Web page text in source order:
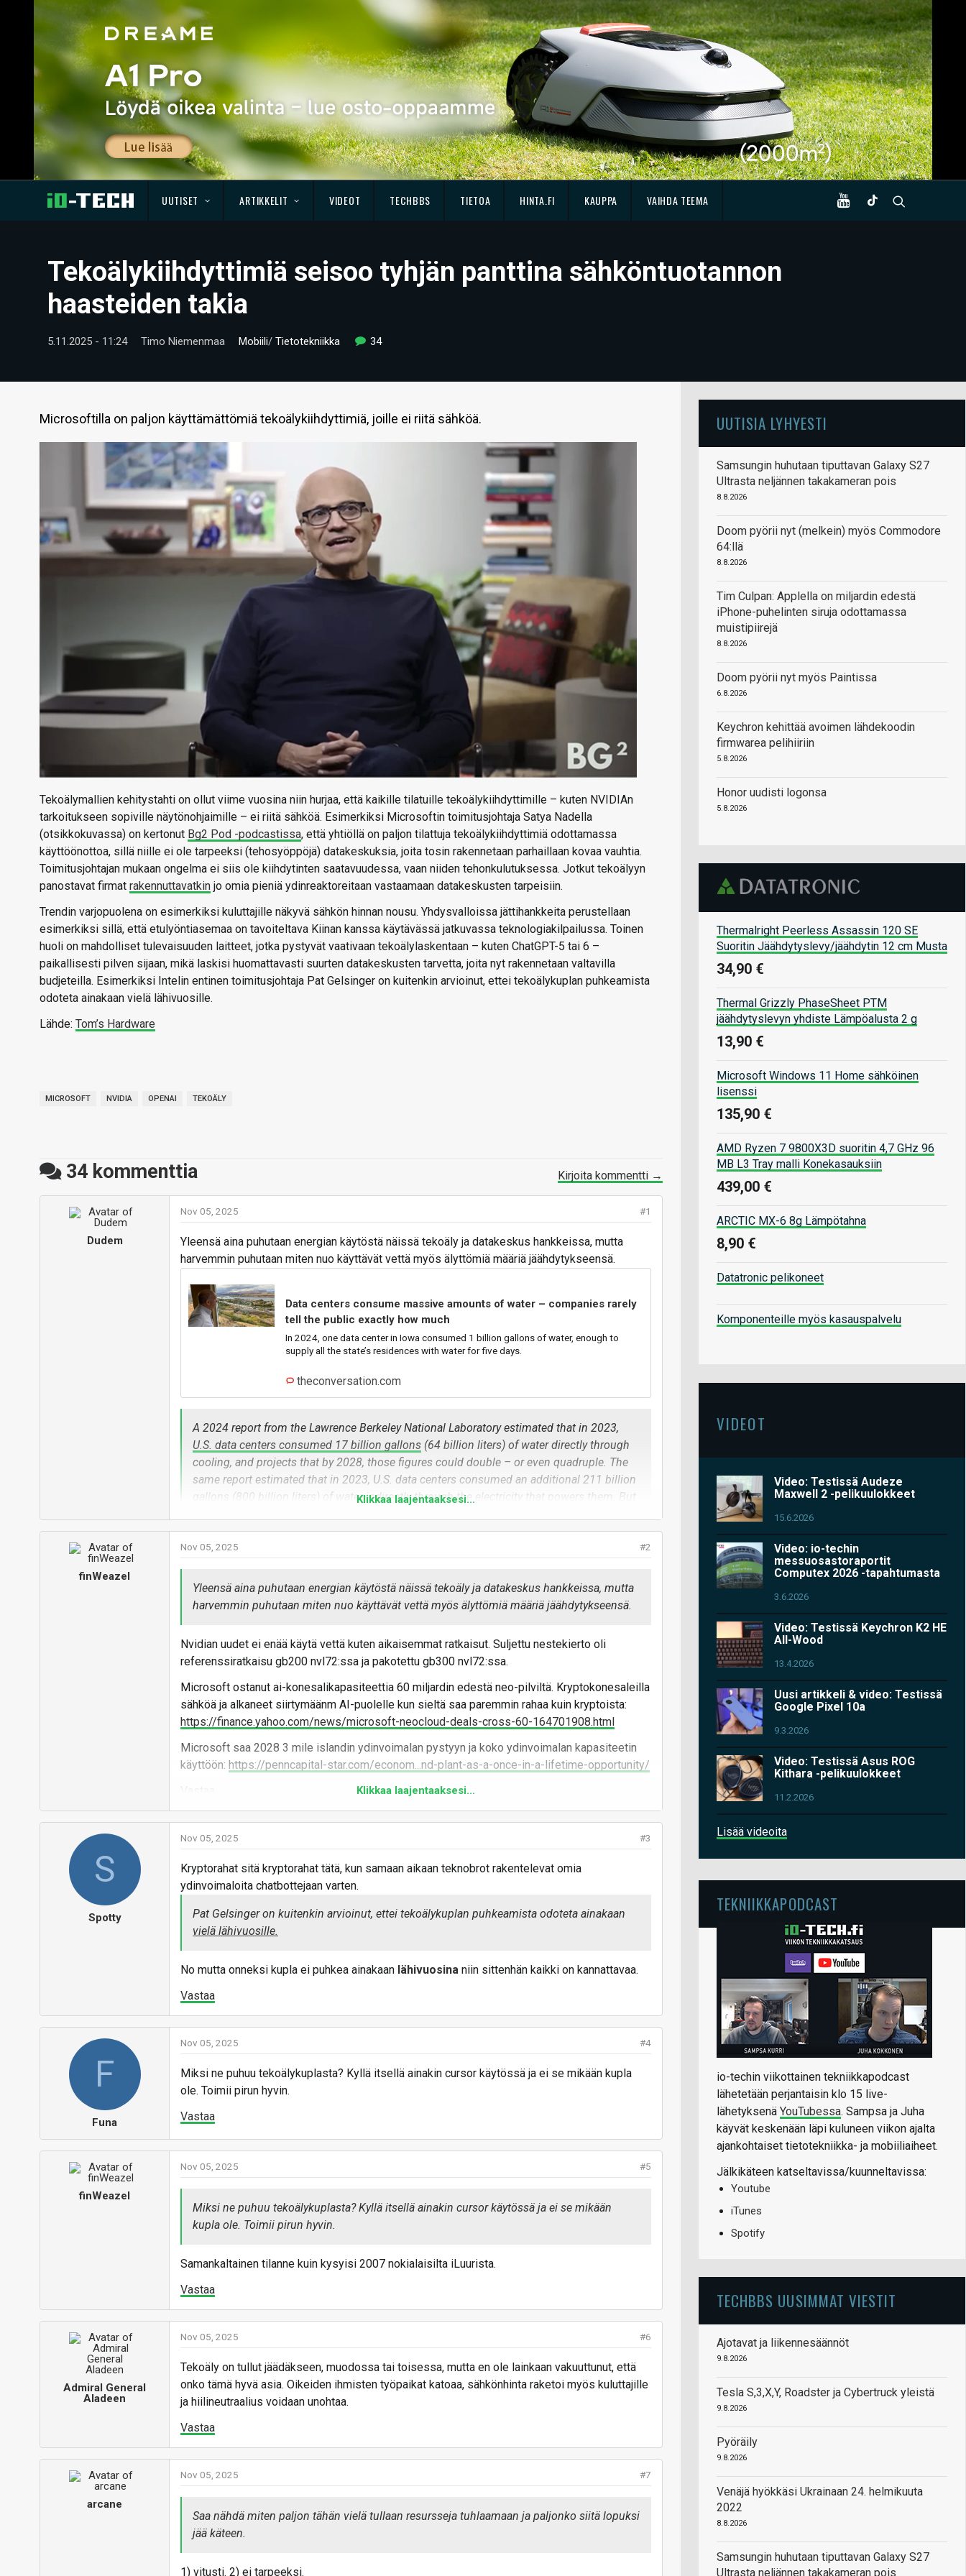
UUTISET ARTIKKELIT VIDEOT TECHBBS TIETOA HINTA.FI KAUPPA VAIHDA TEEMA
Tekoälykiihdyttimiä seisoo tyhjän panttina sähköntuotannon
haasteiden takia
5.11.2025 - 11:24 Timo Niemenmaa Mobiili/ Tietotekniikka 34
Microsoftilla on paljon käyttämättömiä tekoälykiihdyttimiä, joille ei riitä sähköä.
Tekoälymallien kehitystahti on ollut viime vuosina niin hurjaa, että kaikille tilatuille tekoälykiihdyttimille – kuten NVIDIAn
tarkoitukseen sopiville näytönohjaimille – ei riitä sähköä. Esimerkiksi Microsoftin toimitusjohtaja Satya Nadella
(otsikkokuvassa) on kertonut Bg2 Pod -podcastissa, että yhtiöllä on paljon tilattuja tekoälykiihdyttimiä odottamassa
käyttöönottoa, sillä niille ei ole tarpeeksi (tehosyöppöjä) datakeskuksia, joita tosin rakennetaan parhaillaan kovaa vauhtia.
Toimitusjohtajan mukaan ongelma ei siis ole kiihdytinten saatavuudessa, vaan niiden tehonkulutuksessa. Jotkut tekoälyyn
panostavat firmat rakennuttavatkin jo omia pieniä ydinreaktoreitaan vastaamaan datakeskusten tarpeisiin.
Trendin varjopuolena on esimerkiksi kuluttajille näkyvä sähkön hinnan nousu. Yhdysvalloissa jättihankkeita perustellaan
esimerkiksi sillä, että etulyöntiasemaa on tavoiteltava Kiinan kanssa käytävässä jatkuvassa teknologiakilpailussa. Toinen
huoli on mahdolliset tulevaisuuden laitteet, jotka pystyvät vaativaan tekoälylaskentaan – kuten ChatGPT-5 tai 6 –
paikallisesti pilven sijaan, mikä laskisi huomattavasti suurten datakeskusten tarvetta, joita nyt rakennetaan valtavilla
budjeteilla. Esimerkiksi Intelin entinen toimitusjohtaja Pat Gelsinger on kuitenkin arvioinut, ettei tekoälykuplan puhkeamista
odoteta ainakaan vielä lähivuosille.
Lähde: Tom’s Hardware
MICROSOFT NVIDIA OPENAI TEKOÄLY
34 kommenttia Kirjoita kommentti →
Dudem
#1
Nov 05, 2025
Yleensä aina puhutaan energian käytöstä näissä tekoäly ja datakeskus hankkeissa, mutta
harvemmin puhutaan miten nuo käyttävät vettä myös älyttömiä määriä jäähdytykseensä.
Data centers consume massive amounts of water – companies rarely
tell the public exactly how much
In 2024, one data center in Iowa consumed 1 billion gallons of water, enough to
supply all the state’s residences with water for five days.
theconversation.com
A 2024 report from the Lawrence Berkeley National Laboratory estimated that in 2023,
U.S. data centers consumed 17 billion gallons (64 billion liters) of water directly through
cooling, and projects that by 2028, those figures could double – or even quadruple. The
same report estimated that in 2023, U.S. data centers consumed an additional 211 billion
gallons (800 billion liters) of water indirectly through the electricity that powers them. But
Ja onhan tässä jo puhetta miten suomessakin tämä buumi voi nostaa jopa 10% sähkönhintaa,
kun tänne haluavat näitä rakennella:
Datakeskusbuumi uhkaa nostaa sähkölaskuja jopa 10 prosenttia –
Sähkön hinta nousee etenkin huippukulutuksen aikaan, jos datakeskukset eivät
säätele sähkönkäyttöään joustavasti.
yle.fi
Hallituksen tilaama selvitys datakeskusten uhkista ja mahdollisuuksista hahmottelee
vastausta kysymykseen siitä, miten sähkösyöppöjen konesalien rakentamisbuumi
vaikuttaa sähkön hintaan Suomessa.
Viime aikoina julkisuudessa on puitu esimerkiksi Tiktokin datakeskushanketta
huolen sähkön hinnan noususta datakeskusrakentamisen seurauksena.
tiistaina julkaistuun raporttiin.
keskihintaa viiden vuoden kuluttua kymmenen prosenttia, jos keskusten kulutus ei jousta
alaspäin.
Hinta nousee erityisen rajusti silloin, kun sähköstä on niukkuutta, eli tuulettomina
Saa nähdä miten paljon tähän vielä tullaan resursseja tuhlaamaan ja paljonko siitä lopuksi jää
käteen.
Vastaa
Klikkaa laajentaaksesi...
finWeazel
#2
Nov 05, 2025
Yleensä aina puhutaan energian käytöstä näissä tekoäly ja datakeskus hankkeissa, mutta
harvemmin puhutaan miten nuo käyttävät vettä myös älyttömiä määriä jäähdytykseensä.
Nvidian uudet ei enää käytä vettä kuten aikaisemmat ratkaisut. Suljettu nestekierto oli
referenssiratkaisu gb200 nvl72:ssa ja pakotettu gb300 nvl72:ssa.
Microsoft ostanut ai-konesalikapasiteettia 60 miljardin edestä neo-pilviltä. Kryptokonesaleilla
sähköä ja alkaneet siirtymäänm AI-puolelle kun sieltä saa paremmin rahaa kuin kryptoista:
https://finance.yahoo.com/news/microsoft-neocloud-deals-cross-60-164701908.html
Microsoft saa 2028 3 mile islandin ydinvoimalan pystyyn ja koko ydinvoimalan kapasiteetin
käyttöön: https://penncapital-star.com/econom...nd-plant-as-a-once-in-a-lifetime-opportunity/
Klikkaa laajentaaksesi...
S
Spotty
#3
Nov 05, 2025
Kryptorahat sitä kryptorahat tätä, kun samaan aikaan teknobrot rakentelevat omia
ydinvoimaloita chatbottejaan varten.
Pat Gelsinger on kuitenkin arvioinut, ettei tekoälykuplan puhkeamista odoteta ainakaan
vielä lähivuosille.
No mutta onneksi kupla ei puhkea ainakaan lähivuosina niin sittenhän kaikki on kannattavaa.
Vastaa
F
Funa
#4
Nov 05, 2025
Miksi ne puhuu tekoälykuplasta? Kyllä itsellä ainakin cursor käytössä ja ei se mikään kupla
ole. Toimii pirun hyvin.
Vastaa
finWeazel
#5
Nov 05, 2025
Miksi ne puhuu tekoälykuplasta? Kyllä itsellä ainakin cursor käytössä ja ei se mikään
kupla ole. Toimii pirun hyvin.
Samankaltainen tilanne kuin kysyisi 2007 nokialaisilta iLuurista.
Vastaa
Admiral General
Aladeen
#6
Nov 05, 2025
Tekoäly on tullut jäädäkseen, muodossa tai toisessa, mutta en ole lainkaan vakuuttunut, että
onko tämä hyvä asia. Oikeiden ihmisten työpaikat katoaa, sähkönhinta raketoi myös kuluttajille
ja hiilineutraalius voidaan unohtaa.
Vastaa
arcane
#7
Nov 05, 2025
Saa nähdä miten paljon tähän vielä tullaan resursseja tuhlaamaan ja paljonko siitä lopuksi
jää käteen.
1) vitusti. 2) ei tarpeeksi.
UUTISIA LYHYESTI
Samsungin huhutaan tiputtavan Galaxy S27
Ultrasta neljännen takakameran pois
8.8.2026
Doom pyörii nyt (melkein) myös Commodore
64:llä
8.8.2026
Tim Culpan: Applella on miljardin edestä
iPhone-puhelinten siruja odottamassa
muistipiirejä
8.8.2026
Doom pyörii nyt myös Paintissa
6.8.2026
Keychron kehittää avoimen lähdekoodin
firmwarea pelihiiriin
5.8.2026
Honor uudisti logonsa
5.8.2026
Thermalright Peerless Assassin 120 SE
Suoritin Jäähdytyslevy/jäähdytin 12 cm Musta
34,90 €
Thermal Grizzly PhaseSheet PTM
jäähdytyslevyn yhdiste Lämpöalusta 2 g
13,90 €
Microsoft Windows 11 Home sähköinen
lisenssi
135,90 €
AMD Ryzen 7 9800X3D suoritin 4,7 GHz 96
MB L3 Tray malli Konekasauksiin
439,00 €
ARCTIC MX-6 8g Lämpötahna
8,90 €
Datatronic pelikoneet
Komponenteille myös kasauspalvelu
VIDEOT
Video: Testissä Audeze
Maxwell 2 -pelikuulokkeet
15.6.2026
Video: io-techin
messuosastoraportit
Computex 2026 -tapahtumasta
3.6.2026
Video: Testissä Keychron K2 HE
All-Wood
13.4.2026
Uusi artikkeli & video: Testissä
Google Pixel 10a
9.3.2026
Video: Testissä Asus ROG
Kithara -pelikuulokkeet
11.2.2026
Lisää videoita
TEKNIIKKAPODCAST
io-techin viikottainen tekniikkapodcast
lähetetään perjantaisin klo 15 live-
lähetyksenä YouTubessa. Sampsa ja Juha
käyvät keskenään läpi kuluneen viikon ajalta
ajankohtaiset tietotekniikka- ja mobiiliaiheet.
Jälkikäteen katseltavissa/kuunneltavissa:
Youtube
iTunes
Spotify
TECHBBS UUSIMMAT VIESTIT
Ajotavat ja liikennesäännöt
9.8.2026
Tesla S,3,X,Y, Roadster ja Cybertruck yleistä
9.8.2026
Pyöräily
9.8.2026
Venäjä hyökkäsi Ukrainaan 24. helmikuuta
2022
8.8.2026
Samsungin huhutaan tiputtavan Galaxy S27
Ultrasta neljännen takakameran pois